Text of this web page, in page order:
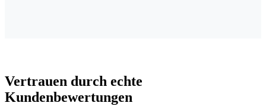
Vertrauen durch echte
Kundenbewertungen